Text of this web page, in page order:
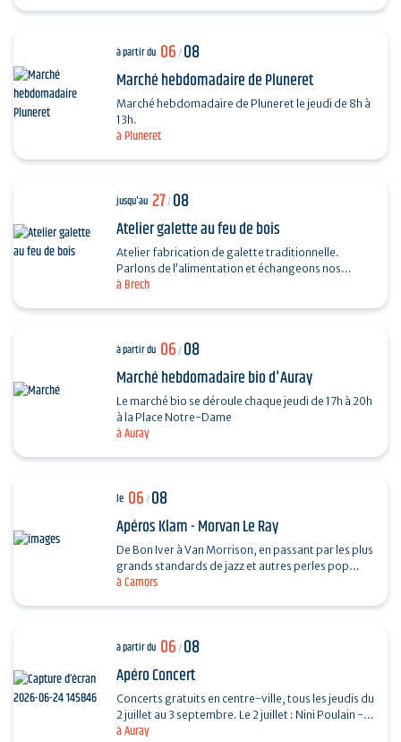
à Pluneret
à partir du 06/08
Marché hebdomadaire de Pluneret
Marché hebdomadaire de Pluneret le jeudi de 8h à
13h.
à Brech
jusqu'au 27/08
Atelier galette au feu de bois
Atelier fabrication de galette traditionnelle.
Parlons de l’alimentation et échangeons nos
recettes autour de la galette. Fabrication, cuisson
à Auray
à partir du 06/08
Marché hebdomadaire bio d'Auray
Le marché bio se déroule chaque jeudi de 17h à 20h
à la Place Notre-Dame
à Camors
le 06/08
Apéros Klam - Morvan Le Ray
De Bon Iver à Van Morrison, en passant par les plus
grands standards de jazz et autres perles pop
folk, Mo chante, accompagné de sa guitare et de
à Auray
à partir du 06/08
Apéro Concert
Concerts gratuits en centre-ville, tous les jeudis du
2 juillet au 3 septembre. Le 2 juillet : Nini Poulain -
Chanson française et Taylor Trio - Soul…